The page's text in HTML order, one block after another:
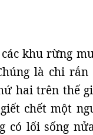
khu rừng
là chi
hai trên thế
chết một
có lối sống